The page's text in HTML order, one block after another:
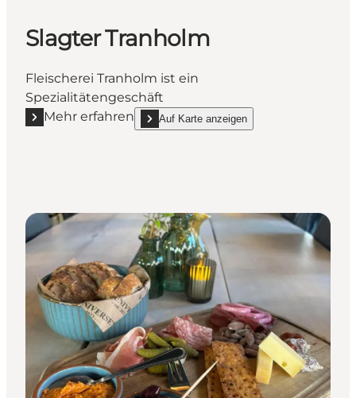
Slagter Tranholm
Fleischerei Tranholm ist ein
Spezialitätengeschäft
Mehr erfahren
Mehr erfahren "Slagter Tranholm"
Auf Karte anzeigen
show Slagter Tranholm on_map